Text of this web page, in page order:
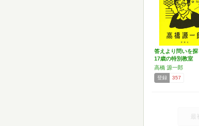
答えより問いを探
17歳の特別教室
高橋 源一郎
登録 357
最初